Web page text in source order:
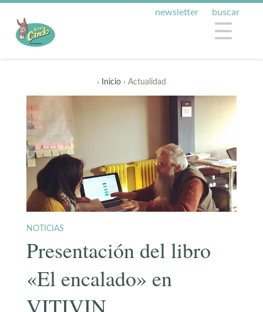
buscar
newsletter
☰
› Inicio › Actualidad
NOTICIAS
Presentación del libro
«El encalado» en
VITIVIN